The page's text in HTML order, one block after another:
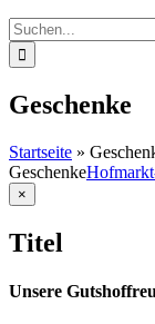
Suche
nach:
Geschenke
Startseite »
Geschenke
Close
product
view
×
Titel
Unsere